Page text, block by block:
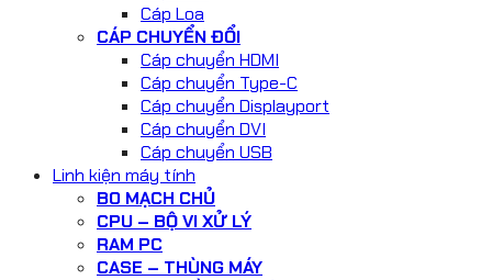
Cáp Loa
CÁP CHUYỂN ĐỔI
Cáp chuyển HDMI
Cáp chuyển Type-C
Cáp chuyển Displayport
Cáp chuyển DVI
Cáp chuyển USB
Linh kiện máy tính
BO MẠCH CHỦ
CPU – BỘ VI XỬ LÝ
RAM PC
CASE – THÙNG MÁY